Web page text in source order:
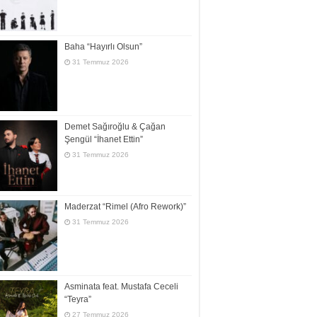
Baha “Hayırlı Olsun”
31 Temmuz 2026
Demet Sağıroğlu & Çağan
Şengül “İhanet Ettin”
31 Temmuz 2026
Maderzat “Rimel (Afro Rework)”
31 Temmuz 2026
Asminata feat. Mustafa Ceceli
“Teyra”
27 Temmuz 2026